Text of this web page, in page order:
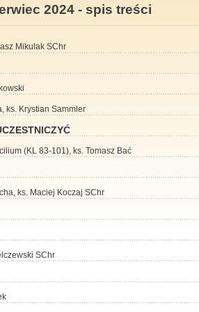
2024 - spis treści
Mikulak SChr
ks. Krystian Sammler
(KL 83-101), ks. Tomasz Bać
ks. Maciej Koczaj SChr
SChr